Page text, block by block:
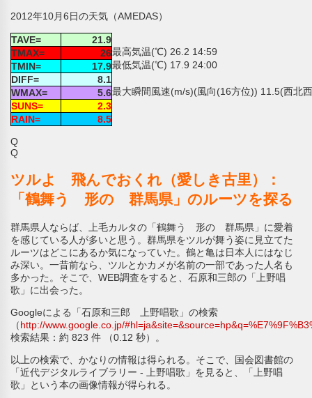
2012年10月6日の天気（AMEDAS）
TAVE=
21.9
TMAX=
26最高気温(℃) 26.2 14:59
TMIN=
17.9最低気温(℃) 17.9 24:00
DIFF=
8.1
WMAX=
5.6最大瞬間風速(m/s)(風向(16方位)) 11.5(西北
SUNS=
2.3
RAIN=
8.5
Q
Q
ツルよ 飛んでおくれ（愛しき古里）：
「鶴舞う 形の 群馬県」のルーツを探る
群馬県人ならば、上毛カルタの「鶴舞う 形の 群馬県」に愛着
を感じている人が多いと思う。群馬県をツルが舞う姿に見立てた
ルーツはどこにあるか気になっていた。鶴と亀は日本人にはなじ
み深い。一昔前なら、ツルとかカメが名前の一部であった人名も
多かった。そこで、WEB調査をすると、石原和三郎の「上野唱
歌」に出会った。
Googleによる「石原和三郎 上野唱歌」の検索
（http://www.google.co.jp/
検索結果：約 823 件 （0.12 秒）。
以上の検索で、かなりの情報は得られる。そこで、国会図書館の
「近代デジタルライブラリー - 上野唱歌」を見ると、「上野唱
歌」という本の画像情報が得られる。